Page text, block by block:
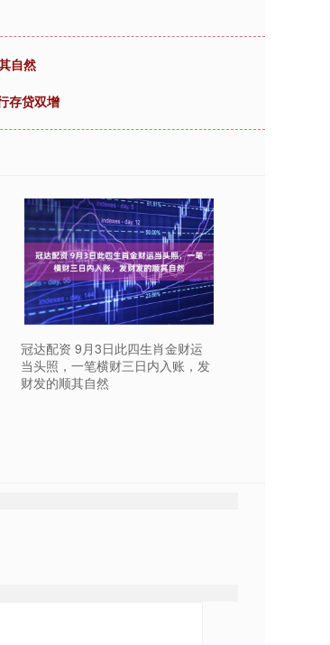
自然
存贷双增
冠达配资 9月3日此四生肖金财运
当头照，一笔横财三日内入账，发
财发的顺其自然